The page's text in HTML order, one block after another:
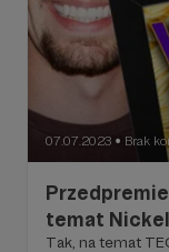
07.07.2023 ● Brak
temat
Tak, na temat